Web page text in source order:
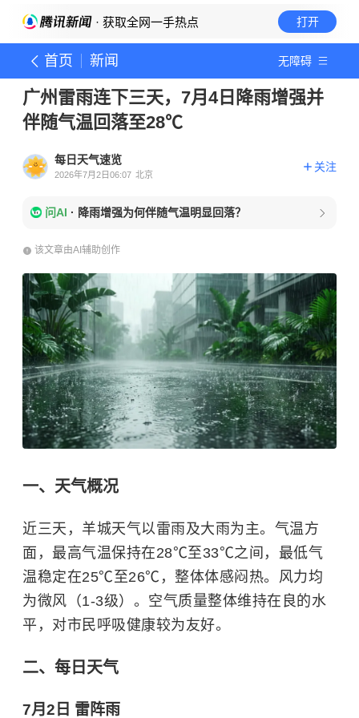
· 获取全网一手热点 打开
首页 新闻 无障碍
广州雷雨连下三天，7月4日降雨增强并
伴随气温回落至28℃
每日天气速览
2026年7月2日06:07 北京
关注
问AI · 降雨增强为何伴随气温明显回落？
该文章由AI辅助创作
一、天气概况
近三天，羊城天气以雷雨及大雨为主。气温方
面，最高气温保持在28℃至33℃之间，最低气
温稳定在25℃至26℃，整体体感闷热。风力均
为微风（1-3级）。空气质量整体维持在良的水
平，对市民呼吸健康较为友好。
二、每日天气
7月2日 雷阵雨